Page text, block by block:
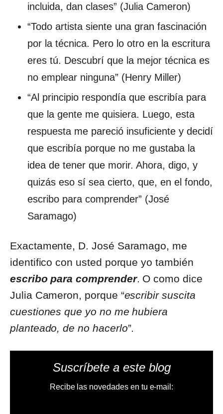
incluida, dan clases” (Julia Cameron)
“Todo artista siente una gran fascinación
por la técnica. Pero lo otro en la escritura
eres tú. Descubrí que la mejor técnica es
no emplear ninguna” (Henry Miller)
“Al principio respondía que escribía para
que la gente me quisiera. Luego, esta
respuesta me pareció insuficiente y decidí
que escribía porque no me gustaba la
idea de tener que morir. Ahora, digo, y
quizás eso sí sea cierto, que, en el fondo,
escribo para comprender” (José
Saramago)
Exactamente, D. José Saramago, me
identifico con usted porque yo también
escribo para comprender. O como dice
Julia Cameron, porque “escribir suscita
cuestiones que yo no me hubiera
planteado, de no hacerlo”.
Suscríbete a este blog
Recibe las novedades en tu e-mail: